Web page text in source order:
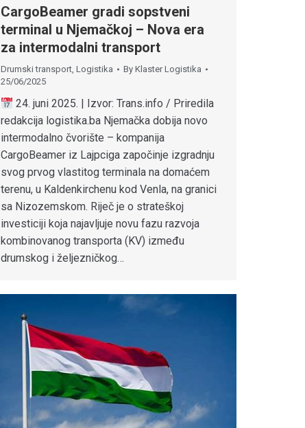
CargoBeamer gradi sopstveni
terminal u Njemačkoj – Nova era
za intermodalni transport
Drumski transport, Logistika By Klaster Logistika
25/06/2025
24. juni 2025. | Izvor: Trans.info / Priredila
redakcija logistika.ba Njemačka dobija novo
intermodalno čvorište – kompanija
CargoBeamer iz Lajpciga započinje izgradnju
svog prvog vlastitog terminala na domaćem
terenu, u Kaldenkirchenu kod Venla, na granici
sa Nizozemskom. Riječ je o strateškoj
investiciji koja najavljuje novu fazu razvoja
kombinovanog transporta (KV) između
drumskog i željezničkog…